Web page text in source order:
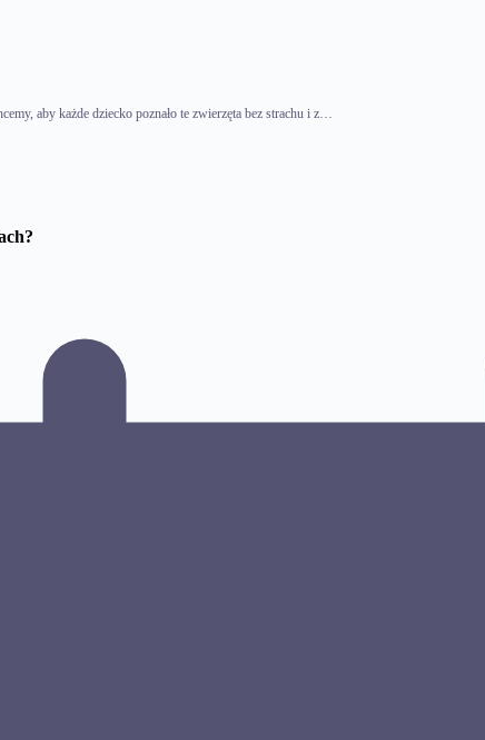
aby każde dziecko poznało te zwierzęta bez strachu i z…